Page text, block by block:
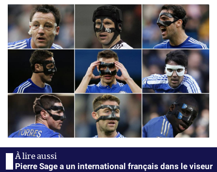
Pierre Sage a un international français dans le viseur